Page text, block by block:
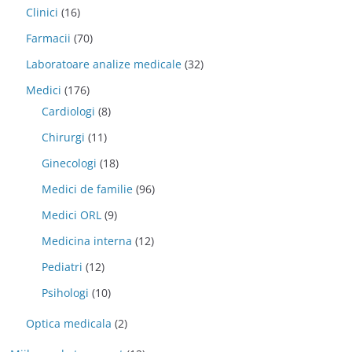
Clinici (16)
Farmacii (70)
Laboratoare analize medicale (32)
Medici (176)
Cardiologi (8)
Chirurgi (11)
Ginecologi (18)
Medici de familie (96)
Medici ORL (9)
Medicina interna (12)
Pediatri (12)
Psihologi (10)
Optica medicala (2)